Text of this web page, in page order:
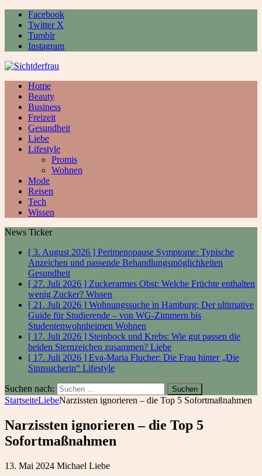
Facebook
Twitter X
Tumblr
Instagram
Home
Beauty
Business
Freizeit
Gesundheit
Liebe
Lifestyle
Promis
Wohnen
Mode
Reisen
Tech
Wissen
News Ticker
[ 3. August 2026 ] Perimenopause Symptome: Typische
Anzeichen und passende Behandlungsmöglichkeiten
Gesundheit
[ 27. Juli 2026 ] Zuckerarmes Obst: Welche Früchte enthalten
wenig Zucker? Wissen
[ 21. Juli 2026 ] Wohnungssuche in Hamburg: Der ultimative
Guide für Studierende – von WG-Zimmern bis
Studentenwohnheimen Wohnen
[ 17. Juli 2026 ] Steinbock und Krebs: Wie gut passen die
beiden Sternzeichen zusammen? Liebe
[ 17. Juli 2026 ] Eva-Maria Flucher: Die Frau hinter „Die
Sinnsucherin“ Lifestyle
Suchen nach:
StartseiteLiebeNarzissten ignorieren – die Top 5 Sofortmaßnahmen
Narzissten ignorieren – die Top 5
Sofortmaßnahmen
13. Mai 2024 Michael Liebe